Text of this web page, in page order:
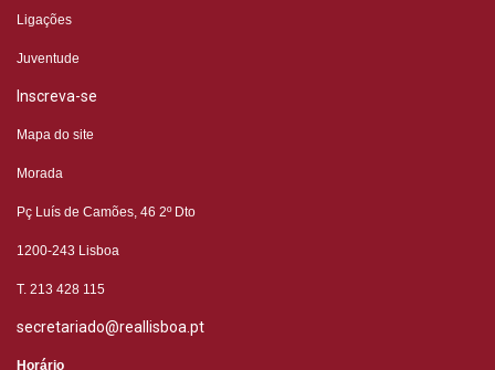
Ligações
Juventude
Inscreva-se
Mapa do site
Morada
Pç Luís de Camões, 46 2º Dto
1200-243 Lisboa
T. 213 428 115
secretariado@reallisboa.pt
Horário